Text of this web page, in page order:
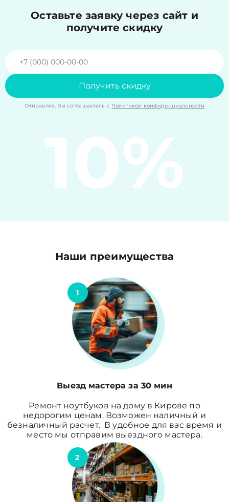
Оставьте заявку через сайт и
получите скидку
Получить скидку
Отправляя, Вы соглашаетесь с Политикой конфиденциальности
10%
Наши преимущества
1
Выезд мастера за 30 мин
Ремонт ноутбуков на дому в Кирове по
недорогим ценам. Возможен наличный и
безналичный расчет. В удобное для вас время и
место мы отправим выездного мастера.
2